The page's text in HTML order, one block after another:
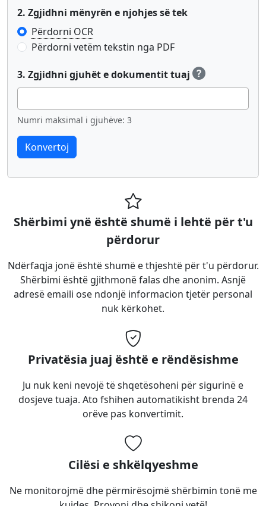
2. Zgjidhni mënyrën e njohjes së tek
Përdorni OCR
Përdorni vetëm tekstin nga PDF
3. Zgjidhni gjuhët e dokumentit tuaj
Numri maksimal i gjuhëve: 3
Shërbimi ynë është shumë i lehtë për t'u
përdorur
Ndërfaqja jonë është shumë e thjeshtë për t'u përdorur.
Shërbimi është gjithmonë falas dhe anonim. Asnjë
adresë emaili ose ndonjë informacion tjetër personal
nuk kërkohet.
Privatësia juaj është e rëndësishme
Ju nuk keni nevojë të shqetësoheni për sigurinë e
dosjeve tuaja. Ato fshihen automatikisht brenda 24
orëve pas konvertimit.
Cilësi e shkëlqyeshme
Ne monitorojmë dhe përmirësojmë shërbimin tonë me